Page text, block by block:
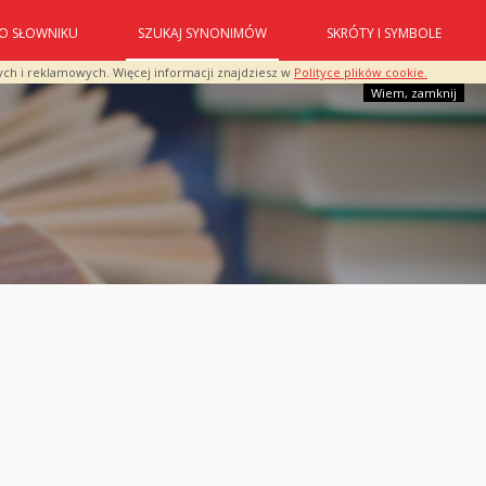
i reklamowych. Więcej informacji znajdziesz w Polityce plików cookie.
Wiem, zamknij
O SŁOWNIKU SZUKAJ SYNONIMÓW SKRÓTY I SYMBOLE